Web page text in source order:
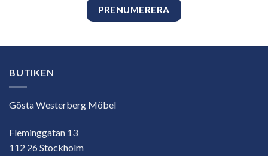
BUTIKEN
Gösta Westerberg Möbel
Fleminggatan 13
112 26 Stockholm